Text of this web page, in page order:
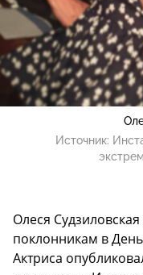
Источник:
Олеся
поклонникам в
Актриса